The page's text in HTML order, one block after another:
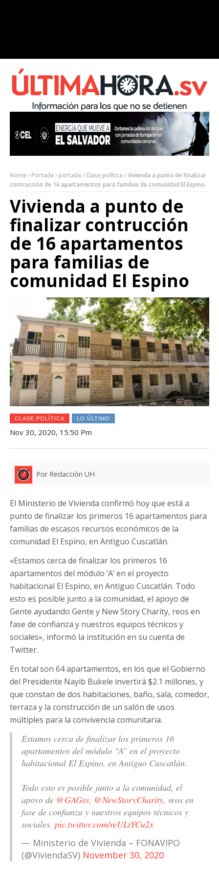
Home Portada portada Clase política
Vivienda a punto de finalizar
contrucción de 16 apartamentos para familias de comunidad El Espino
Vivienda a punto de
finalizar contrucción
de 16 apartamentos
para familias de
comunidad El Espino
CLASE POLÍTICA LO ÚLTIMO
Nov 30, 2020, 15:50 Pm
Por Redacción UH
El Ministerio de Vivienda confirmó hoy que está a
punto de finalizar los primeros 16 apartamentos para
familias de escasos recursos económicos de la
comunidad El Espino, en Antiguo Cuscatlán.
«Estamos cerca de finalizar los primeros 16
apartamentos del módulo ‘A’ en el proyecto
habitacional El Espino, en Antiguo Cuscatlán. Todo
esto es posible junto a la comunidad, el apoyo de
Gente ayudando Gente y New Story Charity, reos en
fase de confianza y nuestros equipos técnicos y
sociales», informó la institución en su cuenta de
Twitter.
En total son 64 apartamentos, en los que el Gobierno
del Presidente Nayib Bukele invertirá $2.1 millones, y
que constan de dos habitaciones, baño, sala, comedor,
terraza y la construcción de un salón de usos
múltiples para la convivencia comunitaria.
Estamos cerca de finalizar los primeros 16
apartamentos del módulo “A” en el proyecto
habitacional El Espino, en Antiguo Cuscatlán.
Todo esto es posible junto a la comunidad, el
apoyo de @GAGsv, @NewStoryCharity, reos en
fase de confianza y nuestros equipos técnicos y
sociales. pic.twitter.com/reULtYCu2x
— Ministerio de Vivienda – FONAVIPO
(@ViviendaSV) November 30, 2020